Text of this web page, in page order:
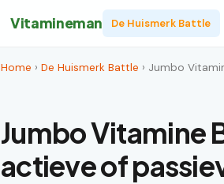
Vitamineman De Huismerk Battle
Home › De Huismerk Battle › Jumbo
Jumbo Vitamine
actieve of